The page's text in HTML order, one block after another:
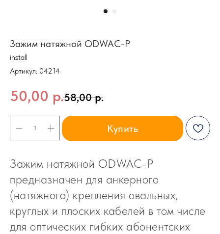
Зажим натяжной ODWAC-P
install
Артикул: 04214
50,00 р.58,00 р.
Купить
Зажим натяжной ODWAC-P
предназначен для анкерного
(натяжного) крепления овальных,
круглых и плоских кабелей в том числе
для оптических гибких абонентских